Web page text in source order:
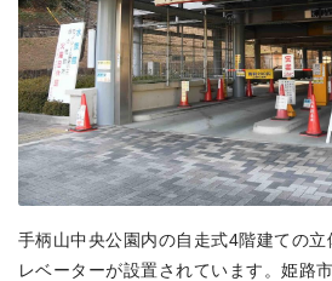
手柄山中央公園内の自走式4階建ての
レベーターが設置されています。姫路